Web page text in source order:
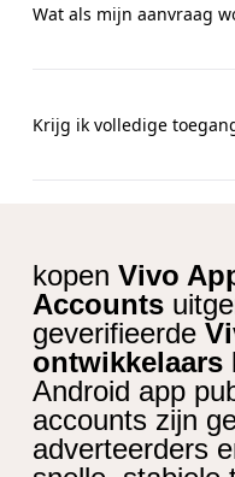
Wat als mijn aanvraag
Krijg ik volledige
kopen Vivo
Accounts
geverifieerde
ontwikkelaars
Android app
accounts zijn
adverteerders